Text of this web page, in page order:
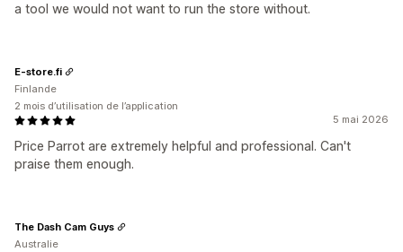
a tool we would not want to run the store without.
5 mai 2026
Price Parrot are extremely helpful and professional. Can't
praise them enough.
E-store.fi
Finlande
2 mois d’utilisation de l’application
The Dash Cam Guys
Australie